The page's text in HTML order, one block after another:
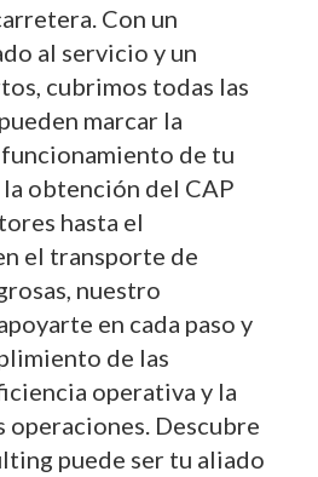
Con un
al servicio y un
cubrimos todas las
marcar la
de tu
la obtención del CAP
hasta el
el transporte de
nuestro
en cada paso y
de las
operativa y la
operaciones. Descubre
puede ser tu aliado